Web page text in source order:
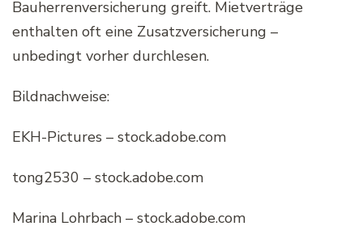
Bauherrenversicherung greift. Mietverträge
enthalten oft eine Zusatzversicherung –
unbedingt vorher durchlesen.
Bildnachweise:
EKH-Pictures – stock.adobe.com
tong2530 – stock.adobe.com
Marina Lohrbach – stock.adobe.com